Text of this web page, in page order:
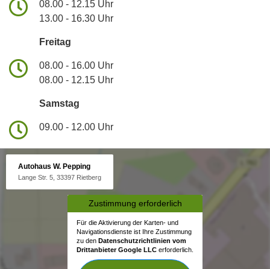
08.00 - 12.15 Uhr
13.00 - 16.30 Uhr
Freitag
08.00 - 16.00 Uhr
08.00 - 12.15 Uhr
Samstag
09.00 - 12.00 Uhr
Autohaus W. Pepping
Lange Str. 5, 33397 Rietberg
Zustimmung erforderlich
Für die Aktivierung der Karten- und
Navigationsdienste ist Ihre Zustimmung
zu den Datenschutzrichtlinien vom
Drittanbieter Google LLC erforderlich.